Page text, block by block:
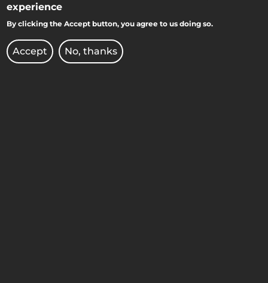
NIEPEŁNOSPRAWNYCH
BRANDSHOP
experience
By clicking the Accept button, you agree to us doing so.
Accept No, thanks